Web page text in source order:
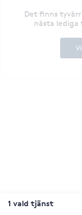
Det finns
nästa lediga
1 vald tjänst